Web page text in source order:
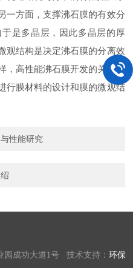
一方面，支撑沸石膜的有效分
是多晶层，因此多晶层的厚
观结构是决定沸石膜的分离效
，高性能沸石膜开发的关键任
行膜材料的设计和膜的微观结
性能研究
园成功大道1号 技术支持：环保